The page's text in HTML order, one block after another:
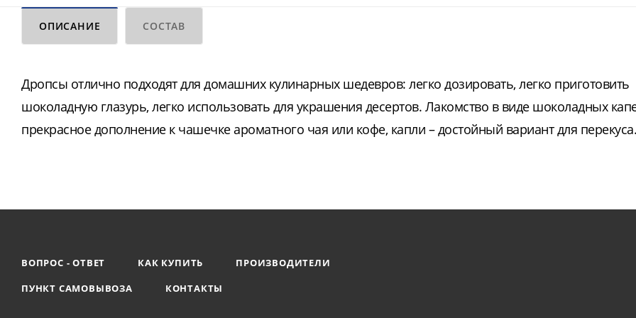
ОПИСАНИЕ СОСТАВ
Дропсы отлично подходят для домашних кулинарных шедевров: легко дозировать, легко приготовить
шоколадную глазурь, легко использовать для украшения десертов. Лакомство в виде шоколадных
прекрасное дополнение к чашечке ароматного чая или кофе, капли – достойный вариант для перекуса.
ВОПРОС - ОТВЕТ КАК КУПИТЬ
ПРОИЗВОДИТЕЛИ
ПУНКТ САМОВЫВОЗА
КОНТАКТЫ